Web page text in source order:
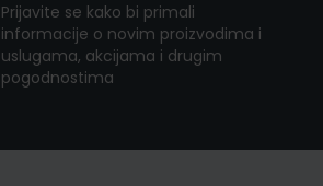
Prijavite se kako bi primali
informacije o novim proizvodima i
uslugama, akcijama i drugim
pogodnostima